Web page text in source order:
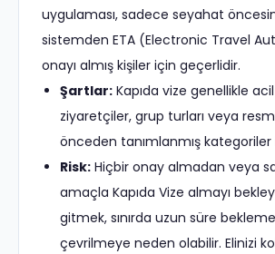
uygulaması, sadece seyahat
sistemden ETA (Electronic Travel
onayı almış kişiler için geçerlidir.
Şartlar: Kapıda vize genellikle
ziyaretçiler, grup turları veya
önceden tanımlanmış
Risk: Hiçbir onay almadan veya
amaçla Kapıda Vize almayı
gitmek, sınırda uzun süre
çevrilmeye neden olabilir. Elinizi